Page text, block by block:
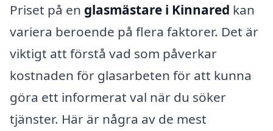
Priset på en glasmästare i Kinnared kan
variera beroende på flera faktorer. Det är
viktigt att förstå vad som påverkar
kostnaden för glasarbeten för att kunna
göra ett informerat val när du söker
tjänster. Här är några av de mest